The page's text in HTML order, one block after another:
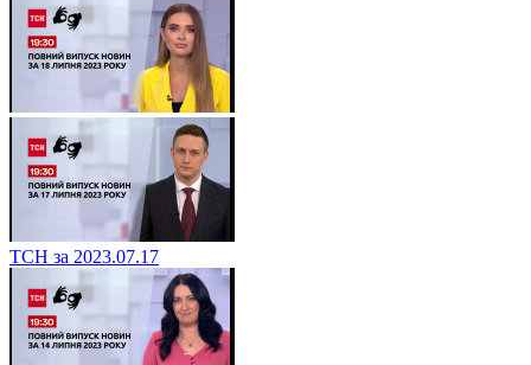
ТСН за 2023.07.17